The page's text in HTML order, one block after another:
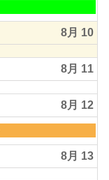
8月 10
8月 11
8月 12
8月 13